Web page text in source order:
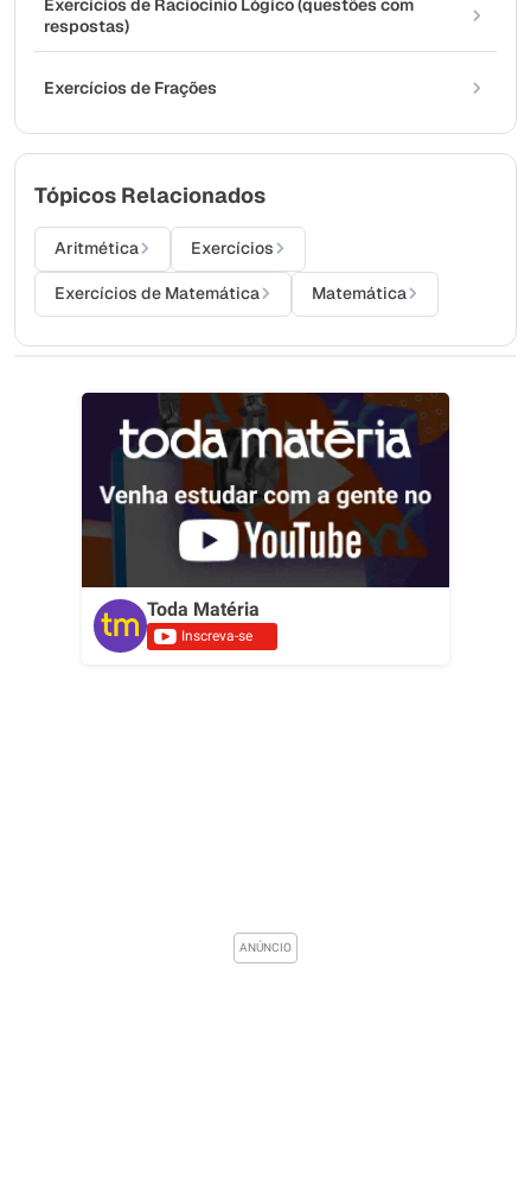
Exercícios de Raciocínio Lógico (questões com
respostas)
Exercícios de Frações
Tópicos Relacionados
Aritmética Exercícios
Exercícios de Matemática Matemática
Toda Matéria
Inscreva-se